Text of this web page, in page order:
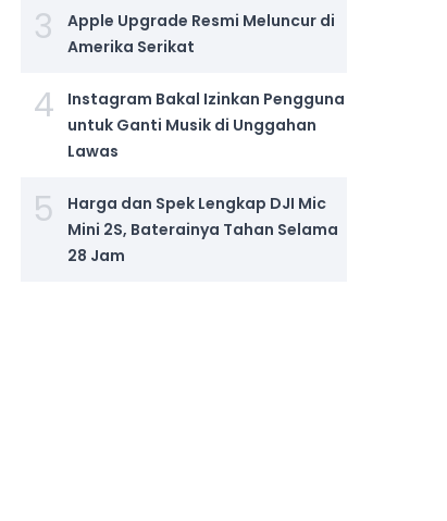
3
Apple Upgrade Resmi Meluncur di
Amerika Serikat
4
Instagram Bakal Izinkan Pengguna
untuk Ganti Musik di Unggahan
Lawas
5
Harga dan Spek Lengkap DJI Mic
Mini 2S, Baterainya Tahan Selama
28 Jam